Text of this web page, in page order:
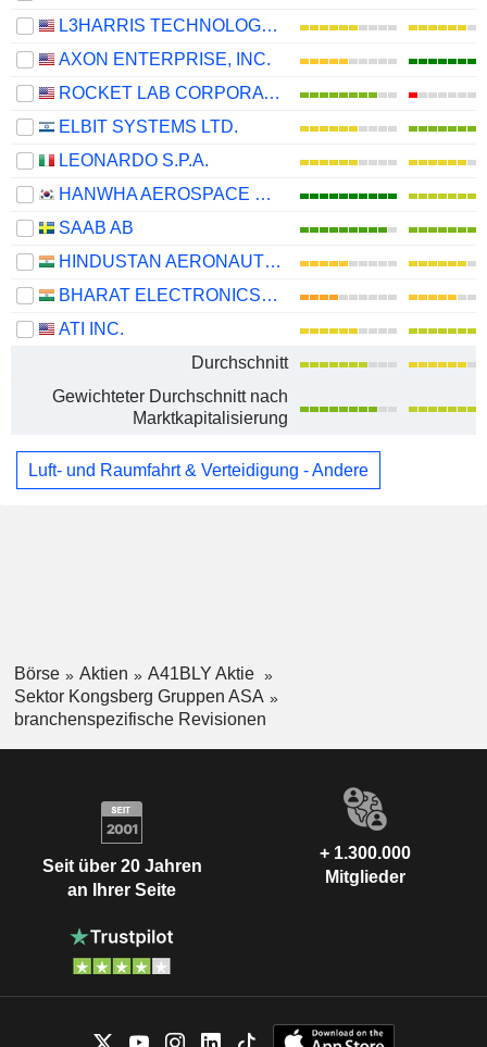
L3HARRIS TECHNOLOGIES, INC.
AXON ENTERPRISE, INC.
ROCKET LAB CORPORATION
ELBIT SYSTEMS LTD.
LEONARDO S.P.A.
HANWHA AEROSPACE CO., LTD.
SAAB AB
HINDUSTAN AERONAUTICS LIMITED
BHARAT ELECTRONICS LIMITED
ATI INC.
Durchschnitt
Gewichteter Durchschnitt nach
Marktkapitalisierung
Luft- und Raumfahrt & Verteidigung - Andere
Börse Aktien
A41BLY Aktie
Sektor Kongsberg Gruppen ASA
branchenspezifische Revisionen
Seit über 20 Jahren
an Ihrer Seite
+ 1.300.000
Mitglieder